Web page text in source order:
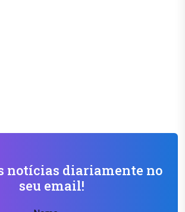
notícias diariamente no
seu email!